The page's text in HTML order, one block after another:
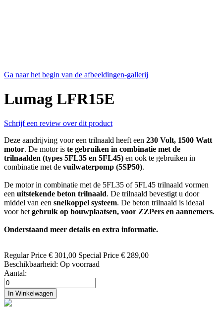
Ga naar het begin van de afbeeldingen-gallerij
Lumag LFR15E
Schrijf een review over dit product
Deze aandrijving voor een trilnaald heeft een 230 Volt, 1500 Watt
motor. De motor is te gebruiken in combinatie met de
trilnaalden (types 5FL35 en 5FL45) en ook te gebruiken in
combinatie met de vuilwaterpomp (5SP50).
De motor in combinatie met de 5FL35 of 5FL45 trilnaald vormen
een uitstekende beton trilnaald. De trilnaald bevestigt u door
middel van een snelkoppel systeem. De beton trilnaald is ideaal
voor het gebruik op bouwplaatsen, voor ZZPers en aannemers.
Onderstaand meer details en extra informatie.
Regular Price € 301,00 Special Price € 289,00
Beschikbaarheid: Op voorraad
Aantal:
In Winkelwagen